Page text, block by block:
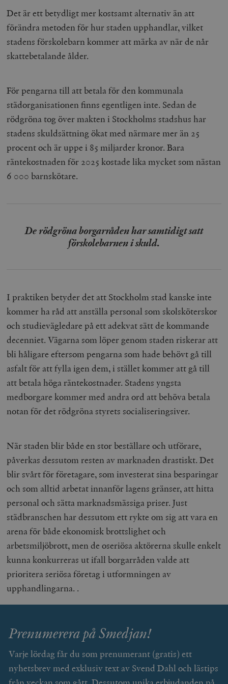
Det är ett betydligt mer kostsamt alternativ än att
förändra metoden för hur staden upphandlar, vilket
stadens förskolebarn kommer att märka av när de når
skattebetalande ålder.
För pengarna till att betala för den kommunala
städorganisationen finns egentligen inte. Sedan de
rödgröna tog över makten i Stockholms stadshus har
stadens skuldsättning ökat med närmare mer än 25
procent och är uppe i 85 miljarder kronor. Bara
räntekostnaden för 2025 kostade lika mycket som nästan
6 000 barnskötare.
De rödgröna borgarråden har samtidigt satt
förskolebarnen i skuld.
I praktiken betyder det att Stockholm stad kanske inte
kommer ha råd att anställa personal som skolsköterskor
och studievägledare på ett adekvat sätt de kommande
decenniet. Vägarna som löper genom staden riskerar att
bli håligare eftersom pengarna som hade behövt gå till
asfalt för att fylla igen dem, i stället kommer att gå till
att betala höga räntekostnader. Stadens yngsta
medborgare kommer med andra ord att behöva betala
notan för det rödgröna styrets socialiseringsiver.
När staden blir både en stor beställare och utförare,
påverkas dessutom resten av marknaden drastiskt. Det
blir svårt för företagare, som investerat sina besparingar
och som alltid arbetat innanför lagens gränser, att hitta
personal och sätta marknadsmässiga priser. Just
städbranschen har dessutom ett rykte om sig att vara en
arena för både ekonomisk brottslighet och
arbetsmiljöbrott, men de oseriösa aktörerna skulle enkelt
kunna konkurreras ut ifall borgarråden valde att
prioritera seriösa företag i utformningen av
upphandlingarna. .
Prenumerera på Smedjan!
Varje lördag får du som prenumerant (gratis) ett
nyhetsbrev med exklusiv text av Svend Dahl och lästips